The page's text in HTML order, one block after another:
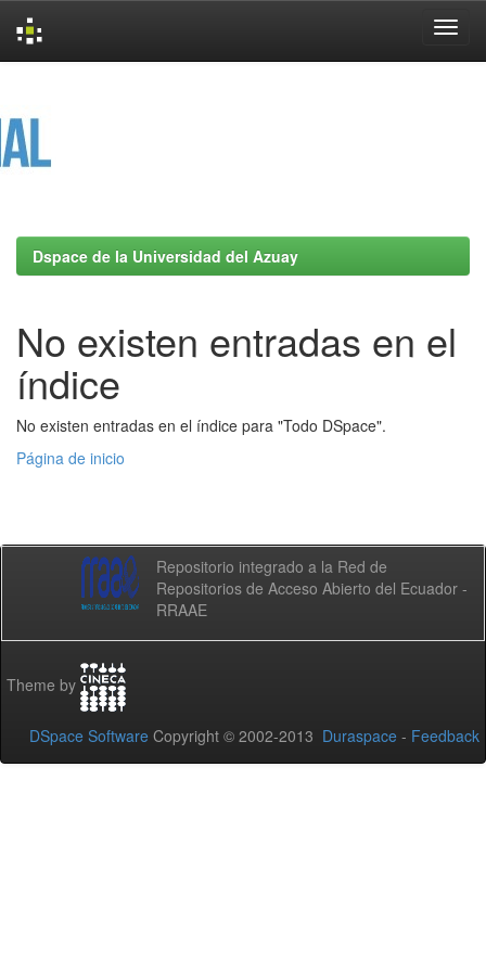
Dspace de la Universidad del Azuay
No existen entradas en el
índice
No existen entradas en el índice para "Todo DSpace".
Página de inicio
Repositorio integrado a la Red de
Repositorios de Acceso Abierto del Ecuador -
RRAAE
Theme by
DSpace Software Copyright © 2002-2013 Duraspace - Feedback